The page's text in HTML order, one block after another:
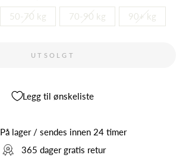
50-70 kg 70-90 kg 90+ kg
UTSOLGT
Legg til ønskeliste
På lager / sendes innen 24 timer
365 dager gratis retur